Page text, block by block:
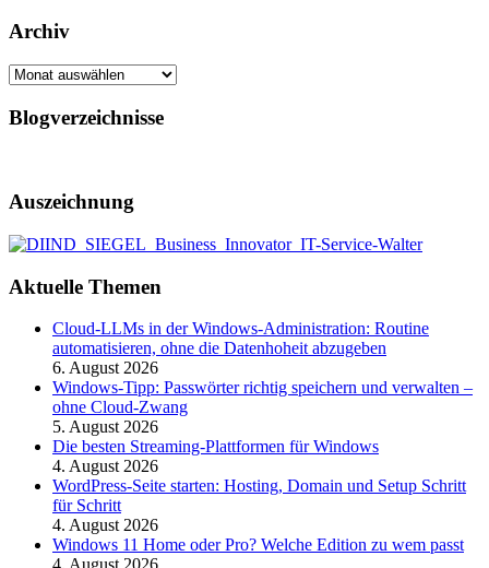
Archiv
Archiv
Blogverzeichnisse
Auszeichnung
Aktuelle Themen
Cloud-LLMs in der Windows-Administration: Routine
automatisieren, ohne die Datenhoheit abzugeben
6. August 2026
Windows-Tipp: Passwörter richtig speichern und verwalten –
ohne Cloud-Zwang
5. August 2026
Die besten Streaming-Plattformen für Windows
4. August 2026
WordPress-Seite starten: Hosting, Domain und Setup Schritt
für Schritt
4. August 2026
Windows 11 Home oder Pro? Welche Edition zu wem passt